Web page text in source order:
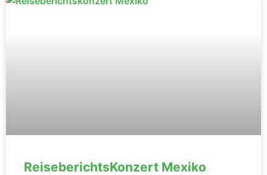
ReiseberichtsKonzert Mexiko